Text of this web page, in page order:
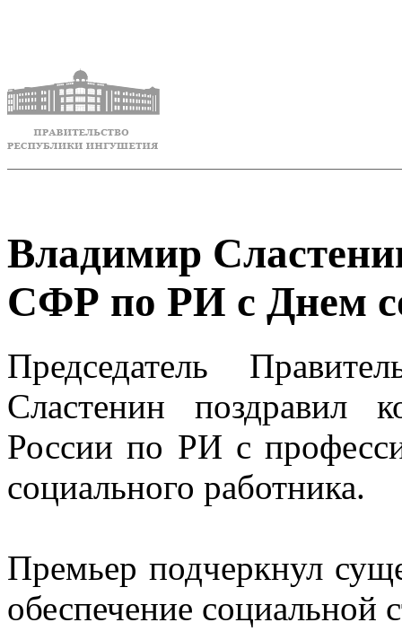
Владимир
СФР по РИ с Днем
Председатель
Сластенин поздравил
России по РИ с
социального работника.
Премьер подчеркнул
обеспечение социальной